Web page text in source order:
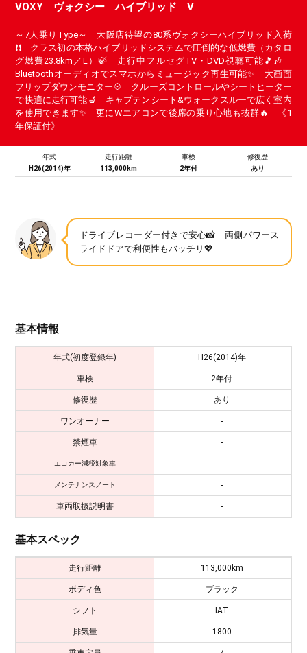
VOXY ヴォクシー ハイブリッド V
～7人乗りType～ 大阪店待望の80系ヴォクシーハイブリッド入荷
❗❗ クラス初の本格ハイブリッドシステムで圧倒的な低燃費（カタロ
グ燃費23.8km／L）🍃 走行中フルセグTV・DVD視聴可能🎵🎶
Bluetoothオーディオでスマホからミュージック再生可能✨ 大画面
フリップダウンモニター💠 クルーズコントロールやシートヒーター
で快適に走行可能💺 キャプテンシート&ウォークスルーで広く室内
を使用できます✨ 更にWエアコンで後席の乗り心地も抜群🔥 《1
年保証付》
年式
H26(2014)年
走行距離
113,000km
車検
2年付
修復歴
あり
ドライブレコーダー付きで安心📸 両側パワース
ライドドアで利便性もバッチリ💖
基本情報
年式(初度登録年) H26(2014)年
車検 2年付
修復歴 あり
ワンオーナー -
禁煙車 -
エコカー減税対象車 -
メンテナンスノート -
車両取扱説明書 -
基本スペック
走行距離 113,000km
ボディ色 ブラック
シフト IAT
排気量 1800